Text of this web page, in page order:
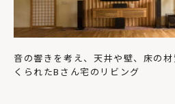
音の響きを考え、天井や壁、床の
くられたBさん宅のリビング